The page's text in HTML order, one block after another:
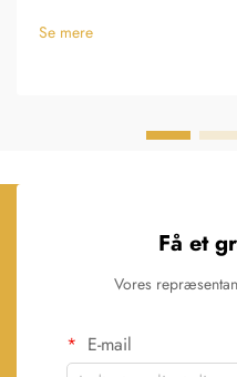
Se mere
Få et
Vores
E-mail